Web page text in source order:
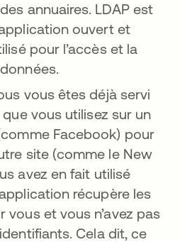
annuaires. LDAP est
ouvert et
pour l’accès et la
vous êtes déjà servi
vous utilisez sur un
Facebook) pour
site (comme le New
avez en fait utilisé
récupère les
vous et vous n’avez pas
Cela dit, ce